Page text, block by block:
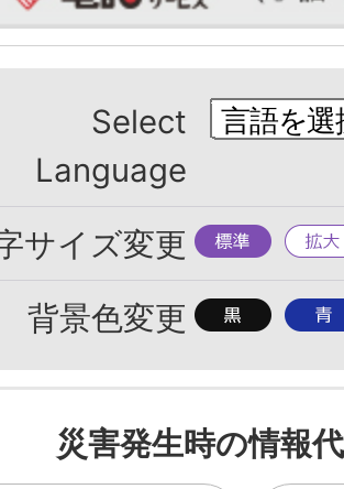
Select
Language
サイズ変更 標
準
拡
大
背景色変更 背
色
を
黒
背
色
を
青
災害発生時の情報